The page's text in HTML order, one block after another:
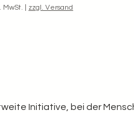
MwSt. zzgl. Versand
Initiative, bei der